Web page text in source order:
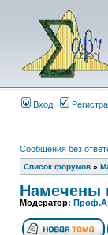
Вход
Сообщения без
Список форумов »
Намечены
Модератор: